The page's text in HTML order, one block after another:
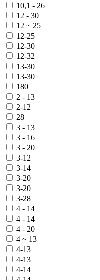
10,1 - 26
12 - 30
12 ~ 25
12-25
12-30
12-32
13-30
13-30
180
2 - 13
2-12
28
3 - 13
3 - 16
3 - 20
3-12
3-14
3-20
3-20
3-28
4 - 14
4 - 14
4 - 20
4 ~ 13
4-13
4-13
4-14